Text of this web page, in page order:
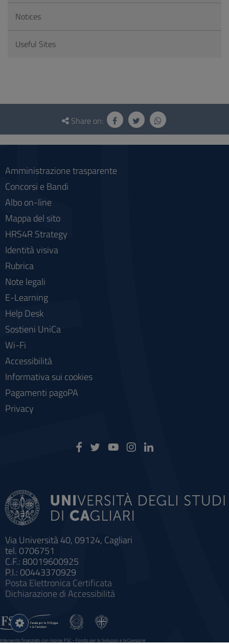
Notices
Useful Sites
Questionnaire
social
Share on:
Via Università 40, 09124, Cagliari
tel. 0706751
C.F.: 80019600925
P.I.: 00443370929
Posta Elettronica Certificata
Dichiarazione di Accessibilità
Amministrazione trasparente
Concorsi e Bandi
Albo on-line
Mappa del sito
HRS4R Strategy
Identità visiva
Rubrica
Note legali
E-Learning
Help Desk
Sostieni UniCa
Wi-Fi
Accessibilità
Informativa sui cookies
Pagamenti pagoPA
Privacy
Intervento finanziato con risorse FSC - Fondo per lo Sviluppo e la Coesione
Impostazioni
cookie